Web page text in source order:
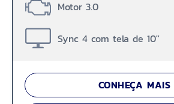
Motor 3.0
Sync 4 com tela de 10''
CONHEÇA MAIS